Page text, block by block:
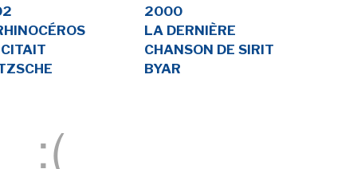
à
LA RÉDACTION
EDITIONS ACTUSF EMAGINAIRE
- Publicités
2000
LA DERNIÈRE
CHANSON DE SIRIT
BYAR